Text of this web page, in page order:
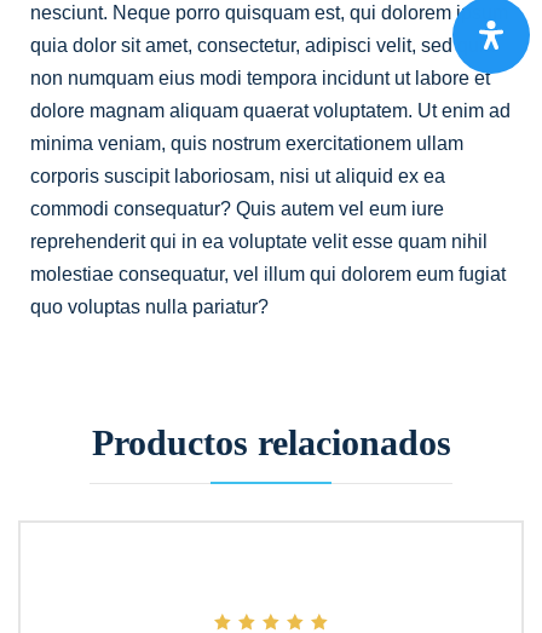
nesciunt. Neque porro quisquam est, qui dolorem ipsum
quia dolor sit amet, consectetur, adipisci velit, sed quia
non numquam eius modi tempora incidunt ut labore et
dolore magnam aliquam quaerat voluptatem. Ut enim ad
minima veniam, quis nostrum exercitationem ullam
corporis suscipit laboriosam, nisi ut aliquid ex ea
commodi consequatur? Quis autem vel eum iure
reprehenderit qui in ea voluptate velit esse quam nihil
molestiae consequatur, vel illum qui dolorem eum fugiat
quo voluptas nulla pariatur?
Productos relacionados